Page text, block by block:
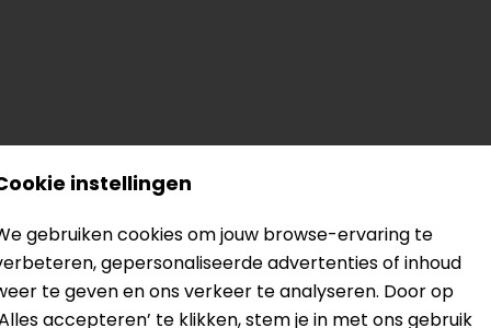
dan
je het product bekijken & passen en staan onze
instellingen
gebruiken cookies om jouw browse-ervaring te
gepersonaliseerde advertenties of inhoud
te geven en ons verkeer te analyseren. Door op
accepteren’ te klikken, stem je in met ons gebruik